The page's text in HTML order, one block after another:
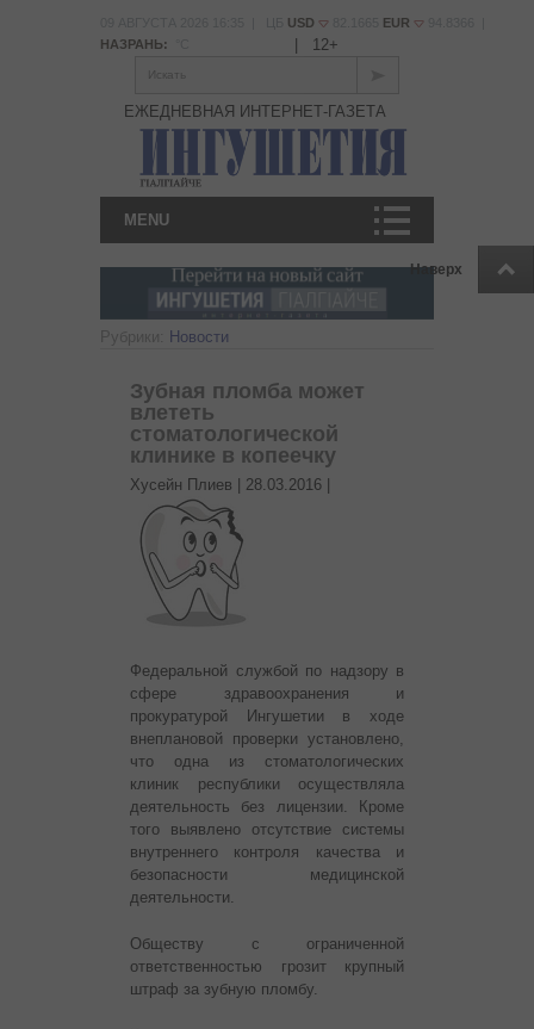
Наверх
USD EUR
НАЗРАНЬ:
12+
Искать
ЕЖЕДНЕВНАЯ ИНТЕРНЕТ-ГАЗЕТА
MENU
Рубрики: Новости
Зубная пломба может
влететь
стоматологической
клинике в копеечку
Хусейн Плиев | 28.03.2016
Федеральной службой по надзору в
сфере здравоохранения и
прокуратурой Ингушетии в ходе
внеплановой проверки установлено,
что одна из стоматологических
клиник республики осуществляла
деятельность без лицензии. Кроме
того выявлено отсутствие системы
внутреннего контроля качества и
безопасности медицинской
деятельности.
Обществу с ограниченной
ответственностью грозит крупный
штраф за зубную пломбу.